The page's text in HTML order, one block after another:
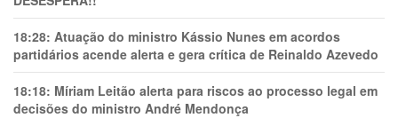
18:28: Atuação do ministro Kássio Nunes em acordos
partidários acende alerta e gera crítica de Reinaldo Azevedo
18:18: Míriam Leitão alerta para riscos ao processo legal em
decisões do ministro André Mendonça